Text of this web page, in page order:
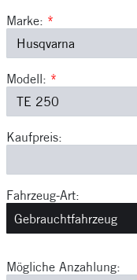
Marke: *
Modell: *
Kaufpreis:
Fahrzeug-Art:
Mögliche Anzahlung: